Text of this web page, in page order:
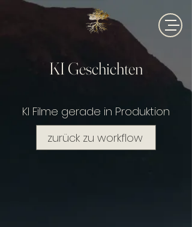
KI Geschichten
KI Filme gerade in Produktion
zurück zu workflow